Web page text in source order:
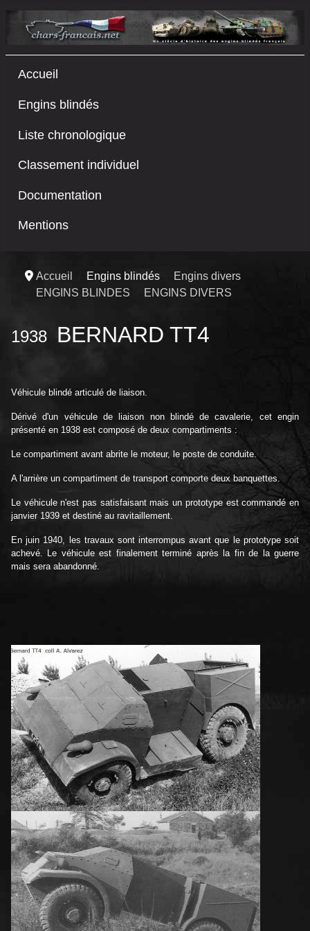
Accueil
Engins blindés
Liste chronologique
Classement individuel
Documentation
Mentions
Accueil Engins blindés
Engins divers
ENGINS BLINDES
ENGINS DIVERS
1938 BERNARD TT4
Véhicule blindé articulé de liaison.
Dérivé d'un véhicule de liaison non blindé de cavalerie, cet engin
présenté en 1938 est composé de deux compartiments :
Le compartiment avant abrite le moteur, le poste de conduite.
A l'arrière un compartiment de transport comporte deux banquettes.
Le véhicule n'est pas satisfaisant mais un prototype est commandé en
janvier 1939 et destiné au ravitaillement.
En juin 1940, les travaux sont interrompus avant que le prototype soit
achevé. Le véhicule est finalement terminé après la fin de la guerre
mais sera abandonné.